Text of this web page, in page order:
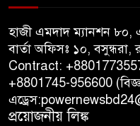
সমালোচনা
হাজী এমদাদ ম্যানশন ৮০,
বার্তা অফিসঃ ১০, বসুন্ধরা,
Contract:
+8801745-956600
প্রয়োজনীয় লিঙ্ক